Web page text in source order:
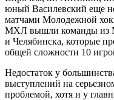
юный Василевский еще
матчами Молодежной
МХЛ вышли команды из
и Челябинска, которые
общей сложности 10
Недостаток у
выступлений на
проблемой, хотя и у